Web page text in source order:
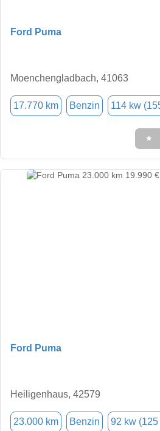
Ford Puma
Moenchengladbach, 41063
17.770 km Benzin 114 kw
★
Ford Puma
Heiligenhaus, 42579
23.000 km Benzin 92 kw